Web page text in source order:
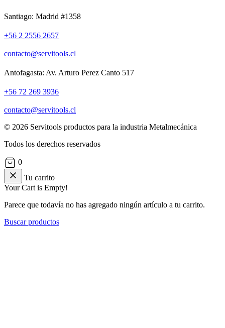
Santiago: Madrid #1358
+56 2 2556 2657
contacto@servitools.cl
Antofagasta: Av. Arturo Perez Canto 517
+56 72 269 3936
contacto@servitools.cl
© 2026 Servitools productos para la industria Metalmecánica
Todos los derechos reservados
0
Tu carrito
Your Cart is Empty!
Parece que todavía no has agregado ningún artículo a tu carrito.
Buscar productos